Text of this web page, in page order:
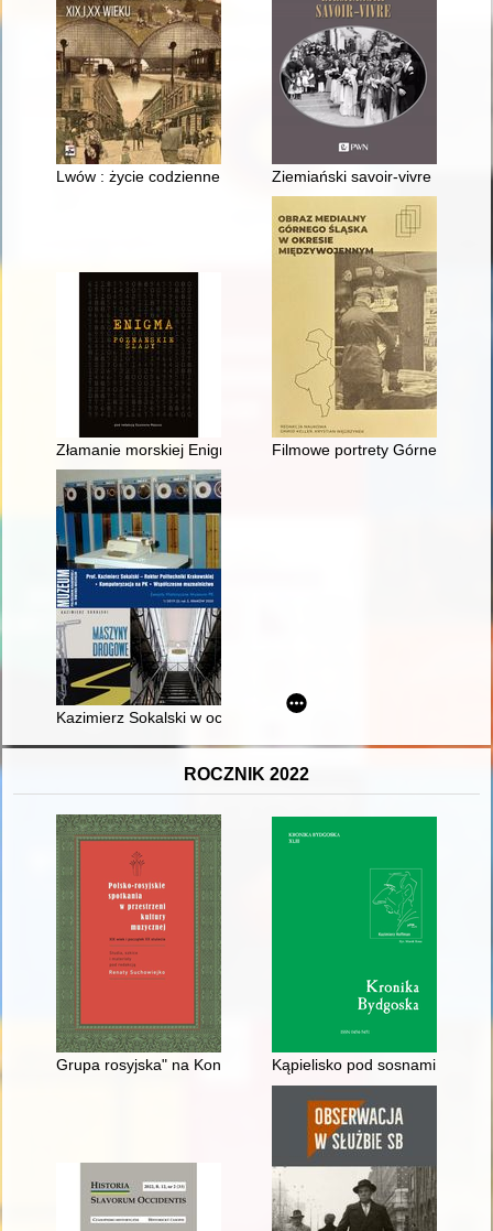
Lwów : życie codzienne i niecodzienne XIX i XX wieku
Ziemiański savoir-vivre : styl
Złamanie morskiej Enigmy Filmowe portrety Górnego
Kazimierz Sokalski w oczach syna
ROCZNIK 2022
Grupa rosyjska" na Konkursach Chopinowskich w latach
Kąpielisko pod sosnami w